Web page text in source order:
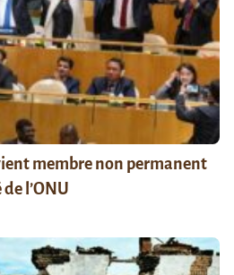
membre non permanent
l’ONU